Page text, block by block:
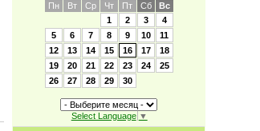
Пн
Вт Ср Чт Пт Сб
Вс
1
2 3
4
5
6 7 8 9 10
11
12
13 14 15 16 17
18
19
20 21 22 23 24
25
26
27 28 29 30
Select Language ▼